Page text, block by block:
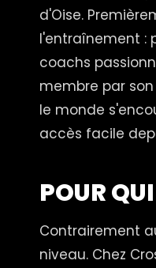
d'Oise.
l'entraînement :
coachs
membre par
le monde
accès facile
POUR
Contrairement
niveau. Chez